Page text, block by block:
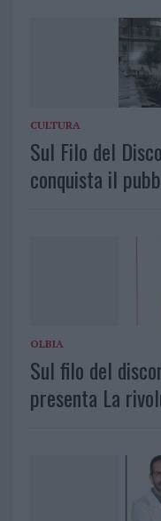
CULTURA
Sul Filo del
conquista il
OLBIA
Sul filo del
presenta La